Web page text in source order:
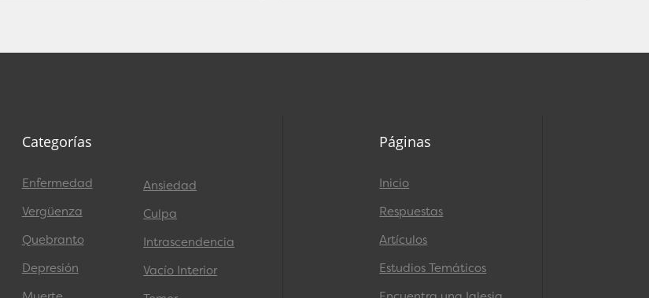
Categorías
Enfermedad
Vergüenza
Quebranto
Depresión
Ansiedad
Culpa
Intrascendencia
Vacío Interior
Páginas
Inicio
Respuestas
Artículos
Estudios Temáticos